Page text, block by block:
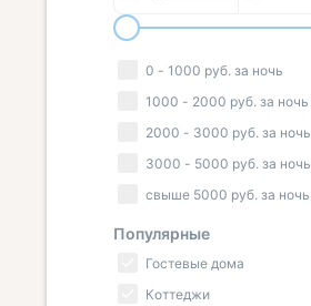
0 - 1000 руб. за ночь
1000 - 2000 руб. за ночь
2000 - 3000 руб. за ночь
3000 - 5000 руб. за ночь
свыше 5000 руб. за ночь
Популярные
Гостевые дома
Коттеджи